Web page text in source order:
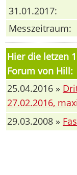
31.01.2017:
Messzeitraum:
Hier die letzen
Forum von Hill:
25.04.2016 »
27.02.2016,
29.03.2008 »